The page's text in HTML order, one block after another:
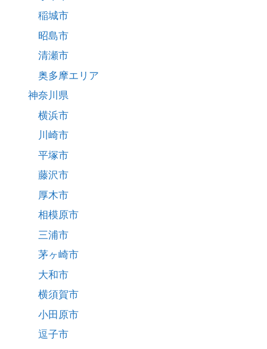
稲城市
昭島市
清瀬市
奥多摩エリア
神奈川県
横浜市
川崎市
平塚市
藤沢市
厚木市
相模原市
三浦市
茅ヶ崎市
大和市
横須賀市
小田原市
逗子市